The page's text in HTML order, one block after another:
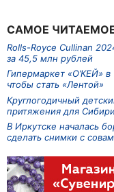
САМОЕ
Rolls-Royce Cullinan
за 45,5 млн рублей
Гипермаркет «О’КЕЙ»
чтобы стать «Лентой»
Круглогодичный
притяжения для
В Иркутске началась
сделать снимки с